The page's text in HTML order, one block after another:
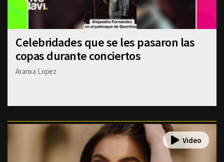
Celebridades que se les pasaron las
copas durante conciertos
Aranxa Lopez